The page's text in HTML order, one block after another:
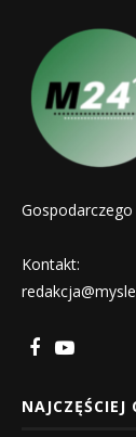
Gospodarczego
Kontakt:
NAJCZĘŚCIEJ